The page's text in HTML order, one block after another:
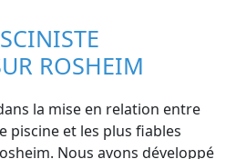
ROSHEIM
la mise en relation entre
piscine et les plus fiables
Nous avons développé